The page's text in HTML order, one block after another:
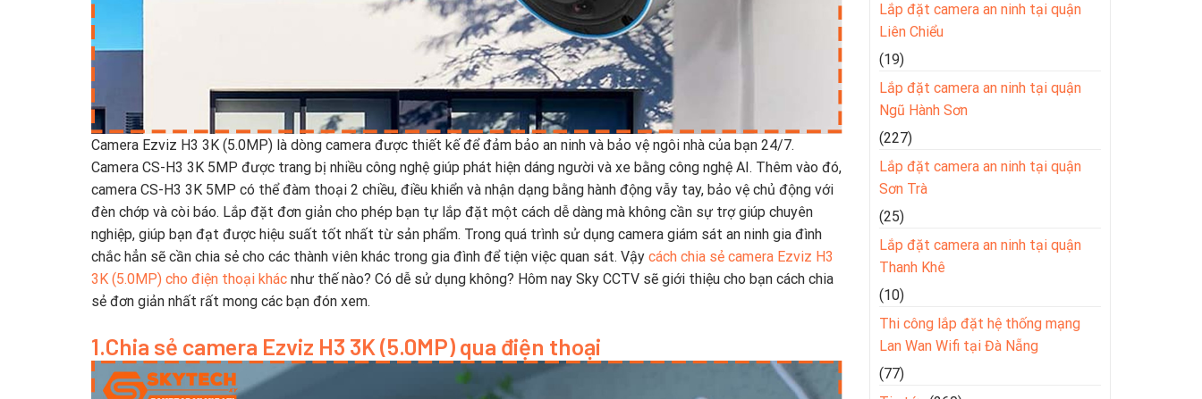
Camera Ezviz H3 3K (5.0MP) là dòng camera được thiết kế để đảm bảo an ninh và bảo vệ ngôi nhà của bạn 24/7.
Camera CS-H3 3K 5MP được trang bị nhiều công nghệ giúp phát hiện dáng người và xe bằng công nghệ AI. Thêm vào đó,
camera CS-H3 3K 5MP có thể đàm thoại 2 chiều, điều khiển và nhận dạng bằng hành động vẫy tay, bảo vệ chủ động với
đèn chớp và còi báo. Lắp đặt đơn giản cho phép bạn tự lắp đặt một cách dễ dàng mà không cần sự trợ giúp chuyên
nghiệp, giúp bạn đạt được hiệu suất tốt nhất từ sản phẩm. Trong quá trình sử dụng camera giám sát an ninh gia đình
chắc hẳn sẽ cần chia sẻ cho các thành viên khác trong gia đình để tiện việc quan sát. Vậy cách chia sẻ camera Ezviz H3
3K (5.0MP) cho điện thoại khác như thế nào? Có dễ sử dụng không? Hôm nay Sky CCTV sẽ giới thiệu cho bạn cách chia
sẻ đơn giản nhất rất mong các bạn đón xem.
1.Chia sẻ camera Ezviz H3 3K (5.0MP) qua điện thoại
Lắp đặt camera an ninh tại quận
Liên Chiểu
(19)
Lắp đặt camera an ninh tại quận
Ngũ Hành Sơn
(227)
Lắp đặt camera an ninh tại quận
Sơn Trà
(25)
Lắp đặt camera an ninh tại quận
Thanh Khê
(10)
Thi công lắp đặt hệ thống mạng
Lan Wan Wifi tại Đà Nẵng
(77)